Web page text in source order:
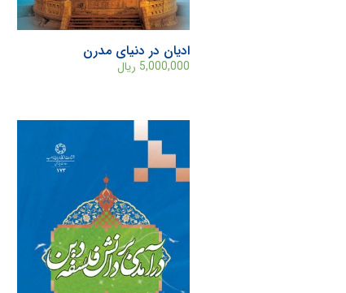
ادیان در دنیای مدرن
5,000,000 ریال